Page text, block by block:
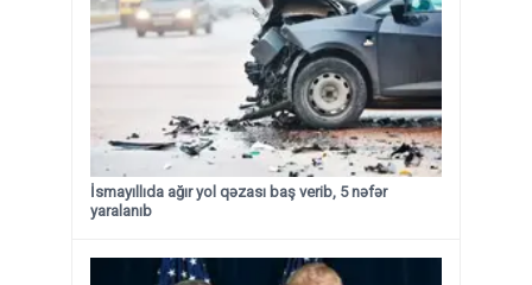
İsmayıllıda ağır yol qəzası baş verib, 5 nəfər
yaralanıb